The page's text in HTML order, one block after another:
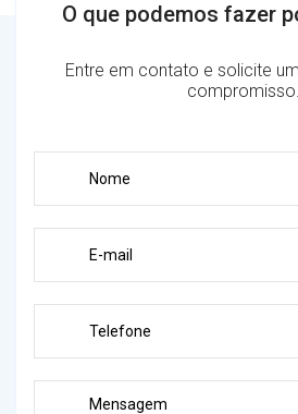
O que podemos fazer
Entre em contato e solicite
compromisso.